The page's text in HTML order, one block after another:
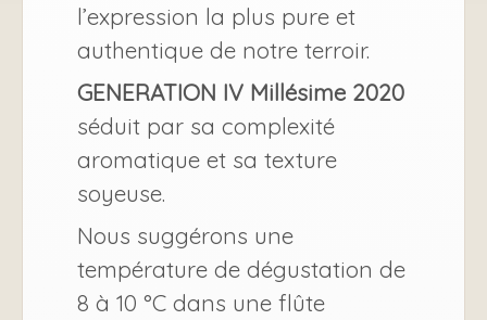
l’expression la plus pure et
authentique de notre terroir.
GENERATION IV Millésime 2020
séduit par sa complexité
aromatique et sa texture
soyeuse.
Nous suggérons une
température de dégustation de
8 à 10 °C dans une flûte